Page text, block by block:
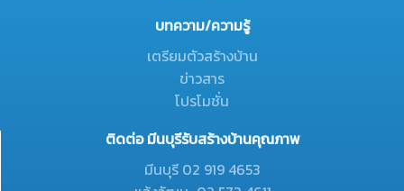
บทความ/ความรู้
เตรียมตัวสร้างบ้าน
ข่าวสาร
โปรโมชั่น
ติดต่อ มีนบุรีรับสร้างบ้านคุณภาพ
มีนบุรี 02 919 4653